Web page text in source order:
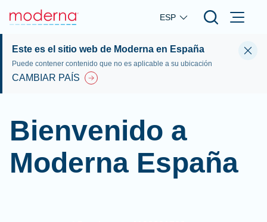
Skip to main content
ESP
Este es el sitio web de Moderna en España
Puede contener contenido que no es aplicable a su ubicación
CAMBIAR PAÍS
Bienvenido a
Moderna España